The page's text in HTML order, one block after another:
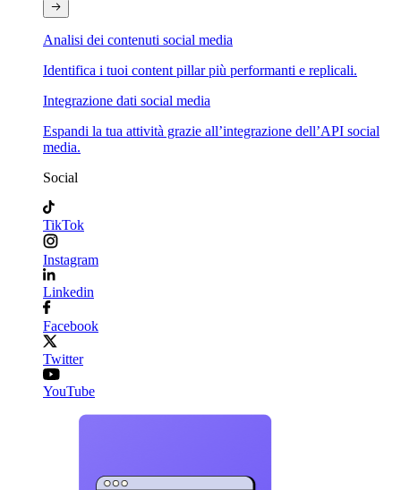
Analisi dei contenuti social media
Identifica i tuoi content pillar più performanti e replicali.
Integrazione dati social media
Espandi la tua attività grazie all’integrazione dell’API social
media.
Social
TikTok
Instagram
Linkedin
Facebook
Twitter
YouTube